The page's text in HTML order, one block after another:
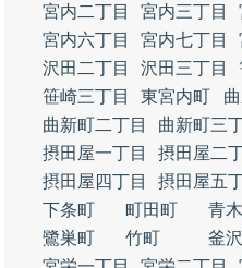
宮内二丁目
宮内三丁目
宮内六丁目
宮内七丁目
沢田二丁目
沢田三丁目
笹崎三丁目
東宮内町
曲新町二丁目
曲新町三
摂田屋一丁目
摂田屋二
摂田屋四丁目
摂田屋五
下条町
町田町 青
鷺巣町
竹町 釜